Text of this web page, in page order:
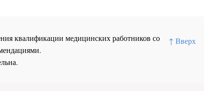
↑ Вверх
квалификации медицинских работников со